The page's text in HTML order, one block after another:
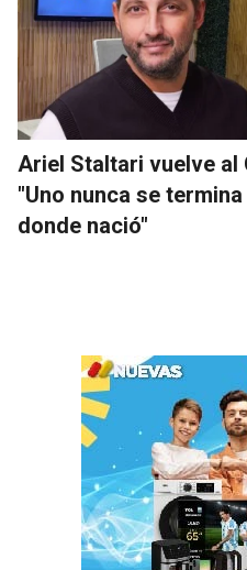
Ariel Staltari vuelve al
"Uno nunca se
donde nació"